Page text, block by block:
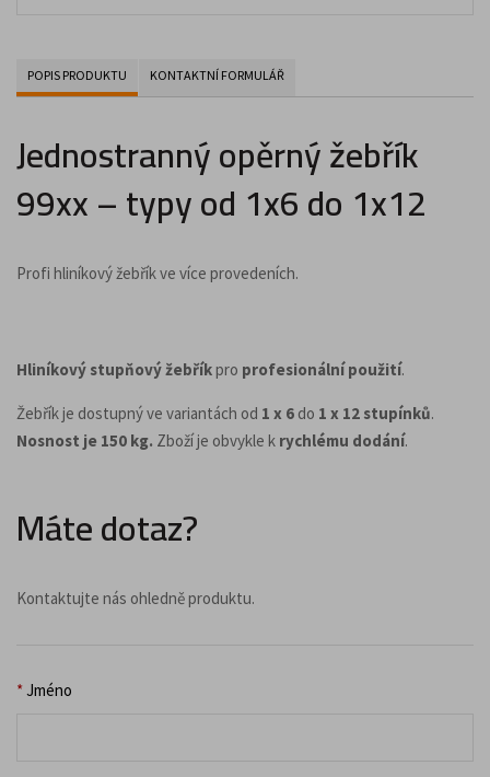
POPIS PRODUKTU KONTAKTNÍ FORMULÁŘ
Jednostranný opěrný žebřík
99xx – typy od 1x6 do 1x12
Profi hliníkový žebřík ve více provedeních.
Hliníkový stupňový žebříkpro profesionální použití.
Žebřík je dostupný ve variantách od 1 x 6 do 1 x 12 stupínků.
Nosnost je 150 kg. Zboží je obvykle k rychlému dodání.
Máte dotaz?
Kontaktujte nás ohledně produktu.
*Jméno